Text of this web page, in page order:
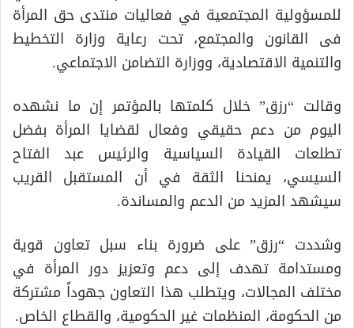
للمسؤولية المجتمعية في فعاليات منتدى حق المرأة
فى القانون والمجتمع، تحت رعاية وزارة التخطيط
والتنمية الاقتصادية، ووزارة التضامن الاجتماعي.
وقالت “رزق” خلال كلمتها بالمؤتمر إن ما نشهده
اليوم من دعم حقيقي وفعال لقضايا المرأة بفضل
تطلعات القيادة السياسية والرئيس عبد الفتاح
السيسي، يمنحنا الثقة في أن المستقبل القريب
سيشهد المزيد من الدعم والمساندة.
وشددت “رزق” على ضرورة بناء سبل تعاون قوية
ومستدامة تهدف إلى دعم وتعزيز دور المرأة في
مختلف المجالات، ويتطلب هذا التعاون جهوداً مشتركة
من الحكومة، المنظمات غير الحكومية، والقطاع الخاص.